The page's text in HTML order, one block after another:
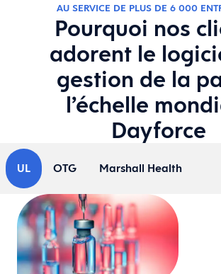
AU SERVICE DE PLUS DE 6 000
Pourquoi nos
adorent le
gestion de la
l’échelle
Dayforce
UL OTG Marshall Health